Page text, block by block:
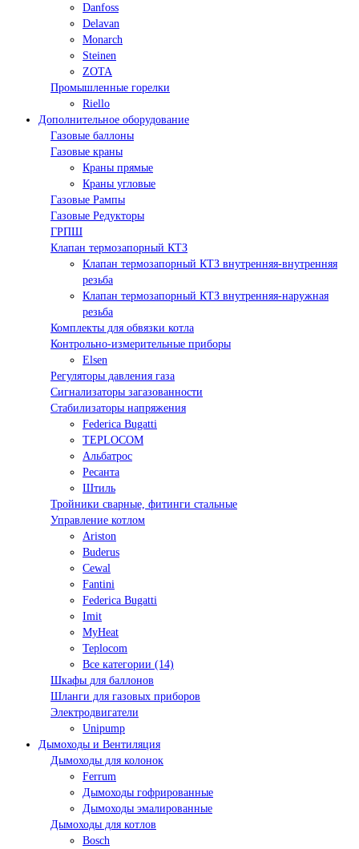
Danfoss
Delavan
Monarch
Steinen
ZOTA
Промышленные горелки
Riello
Дополнительное оборудование
Газовые баллоны
Газовые краны
Краны прямые
Краны угловые
Газовые Рампы
Газовые Редукторы
ГРПШ
Клапан термозапорный КТЗ
Клапан термозапорный КТЗ внутренняя-внутренняя
резьба
Клапан термозапорный КТЗ внутренняя-наружная
резьба
Комплекты для обвязки котла
Контрольно-измерительные приборы
Elsen
Регуляторы давления газа
Сигнализаторы загазованности
Стабилизаторы напряжения
Federica Bugatti
TEPLOCOM
Альбатрос
Ресанта
Штиль
Тройники сварные, фитинги стальные
Управление котлом
Ariston
Buderus
Cewal
Fantini
Federica Bugatti
Imit
MyHeat
Teplocom
Все категории (14)
Шкафы для баллонов
Шланги для газовых приборов
Электродвигатели
Unipump
Дымоходы и Вентиляция
Дымоходы для колонок
Ferrum
Дымоходы гофрированные
Дымоходы эмалированные
Дымоходы для котлов
Bosch